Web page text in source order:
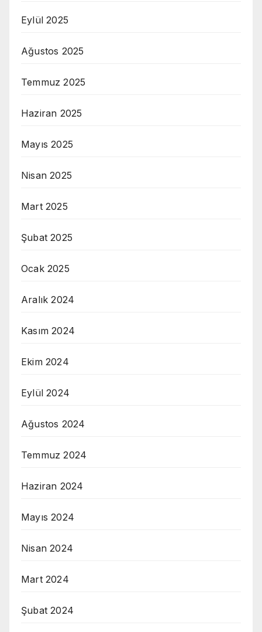
Eylül 2025
Ağustos 2025
Temmuz 2025
Haziran 2025
Mayıs 2025
Nisan 2025
Mart 2025
Şubat 2025
Ocak 2025
Aralık 2024
Kasım 2024
Ekim 2024
Eylül 2024
Ağustos 2024
Temmuz 2024
Haziran 2024
Mayıs 2024
Nisan 2024
Mart 2024
Şubat 2024